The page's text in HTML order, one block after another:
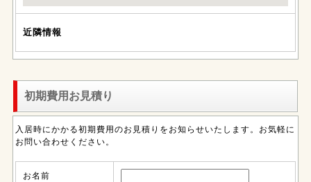
近隣情報
初期費用お見積り
入居時にかかる初期費用のお見積りをお知らせいたします。お気軽に
お問い合わせください。
お名前